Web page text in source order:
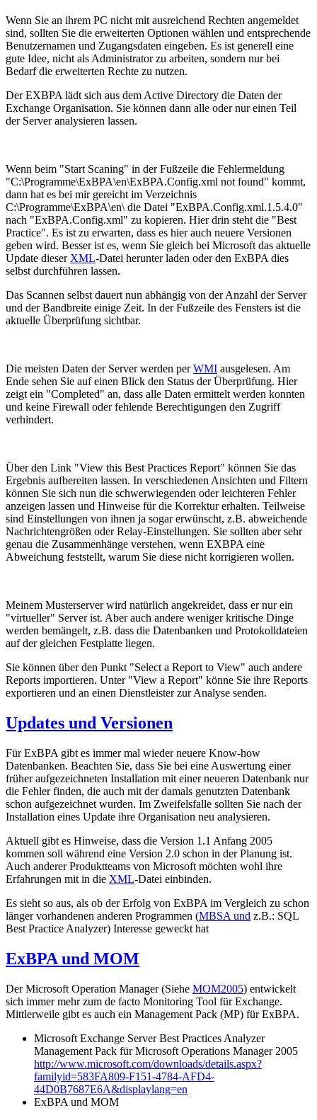
Wenn Sie an ihrem PC nicht mit ausreichend Rechten angemeldet
sind, sollten Sie die erweiterten Optionen wählen und entsprechende
Benutzernamen und Zugangsdaten eingeben. Es ist generell eine
gute Idee, nicht als Administrator zu arbeiten, sondern nur bei
Bedarf die erweiterten Rechte zu nutzen.
Der EXBPA lädt sich aus dem Active Directory die Daten der
Exchange Organisation. Sie können dann alle oder nur einen Teil
der Server analysieren lassen.
Wenn beim "Start Scaning" in der Fußzeile die Fehlermeldung
"C:\Programme\ExBPA\en\ExBPA.Config.xml not found" kommt,
dann hat es bei mir gereicht im Verzeichnis
C:\Programme\ExBPA\en\ die Datei "ExBPA.Config.xml.1.5.4.0"
nach "ExBPA.Config.xml" zu kopieren. Hier drin steht die "Best
Practice". Es ist zu erwarten, dass es hier auch neuere Versionen
geben wird. Besser ist es, wenn Sie gleich bei Microsoft das aktuelle
Update dieser XML-Datei herunter laden oder den ExBPA dies
selbst durchführen lassen.
Das Scannen selbst dauert nun abhängig von der Anzahl der Server
und der Bandbreite einige Zeit. In der Fußzeile des Fensters ist die
aktuelle Überprüfung sichtbar.
Die meisten Daten der Server werden perWMI ausgelesen. Am
Ende sehen Sie auf einen Blick den Status der Überprüfung. Hier
zeigt ein "Completed" an, dass alle Daten ermittelt werden konnten
und keine Firewall oder fehlende Berechtigungen den Zugriff
verhindert.
Über den Link "View this Best Practices Report" können Sie das
Ergebnis aufbereiten lassen. In verschiedenen Ansichten und Filtern
können Sie sich nun die schwerwiegenden oder leichteren Fehler
anzeigen lassen und Hinweise für die Korrektur erhalten. Teilweise
sind Einstellungen von ihnen ja sogar erwünscht, z.B. abweichende
Nachrichtengrößen oder Relay-Einstellungen. Sie sollten aber sehr
genau die Zusammenhänge verstehen, wenn EXBPA eine
Abweichung feststellt, warum Sie diese nicht korrigieren wollen.
Meinem Musterserver wird natürlich angekreidet, dass er nur ein
"virtueller" Server ist. Aber auch andere weniger kritische Dinge
werden bemängelt, z.B. dass die Datenbanken und Protokolldateien
auf der gleichen Festplatte liegen.
Sie können über den Punkt "Select a Report to View" auch andere
Reports importieren. Unter "View a Report" könne Sie ihre Reports
exportieren und an einen Dienstleister zur Analyse senden.
Updates und Versionen
Für ExBPA gibt es immer mal wieder neuere Know-how
Datenbanken. Beachten Sie, dass Sie bei eine Auswertung einer
früher aufgezeichneten Installation mit einer neueren Datenbank nur
die Fehler finden, die auch mit der damals genutzten Datenbank
schon aufgezeichnet wurden. Im Zweifelsfalle sollten Sie nach der
Installation eines Update ihre Organisation neu analysieren.
Aktuell gibt es Hinweise, dass die Version 1.1 Anfang 2005
kommen soll während eine Version 2.0 schon in der Planung ist.
Auch anderer Produktteams von Microsoft möchten wohl ihre
Erfahrungen mit in die XML-Datei einbinden.
Es sieht so aus, als ob der Erfolg von ExBPA im Vergleich zu schon
länger vorhandenen anderen Programmen (MBSA und z.B.: SQL
Best Practice Analyzer) Interesse geweckt hat
ExBPA und MOM
Der Microsoft Operation Manager (Siehe MOM2005) entwickelt
sich immer mehr zum de facto Monitoring Tool für Exchange.
Mittlerweile gibt es auch ein Management Pack (MP) für ExBPA.
Microsoft Exchange Server Best Practices Analyzer
Management Pack für Microsoft Operations Manager 2005
http://www.microsoft.com/downloads/details.aspx?
familyid=583FA809-F151-4784-AFD4-
44D0B7687E6A&displaylang=en
ExBPA und MOM